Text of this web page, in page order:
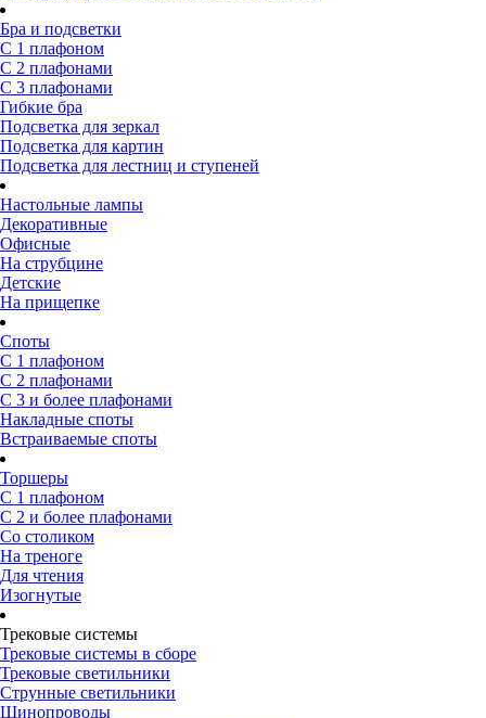
Бра и подсветки
С 1 плафоном
С 2 плафонами
С 3 плафонами
Гибкие бра
Подсветка для зеркал
Подсветка для картин
Подсветка для лестниц и ступеней
Настольные лампы
Декоративные
Офисные
На струбцине
Детские
На прищепке
Споты
С 1 плафоном
С 2 плафонами
С 3 и более плафонами
Накладные споты
Встраиваемые споты
Торшеры
С 1 плафоном
С 2 и более плафонами
Со столиком
На треноге
Для чтения
Изогнутые
Трековые системы
Трековые системы в сборе
Трековые светильники
Струнные светильники
Шинопроводы